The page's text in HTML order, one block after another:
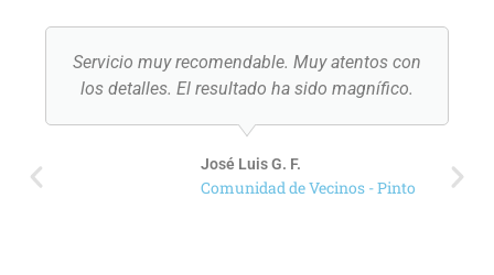
Servicio muy recomendable. Muy atentos con
los detalles. El resultado ha sido magnífico.
José Luis G. F.
Comunidad de Vecinos - Pinto